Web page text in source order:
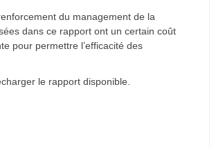
du management de la
dans ce rapport ont un certain coût
pour permettre l’efficacité des
le rapport disponible.